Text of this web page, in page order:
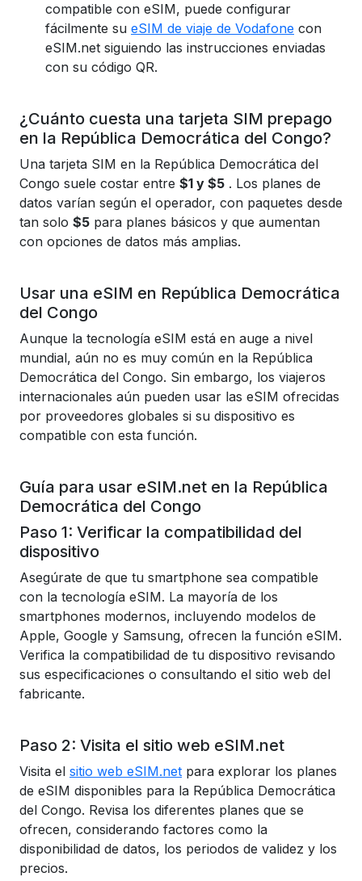
compatible con eSIM, puede configurar
fácilmente su eSIM de viaje de Vodafone con
eSIM.net siguiendo las instrucciones enviadas
con su código QR.
¿Cuánto cuesta una tarjeta SIM prepago
en la República Democrática del Congo?
Una tarjeta SIM en la República Democrática del
Congo suele costar entre $1 y $5 . Los planes de
datos varían según el operador, con paquetes desde
tan solo $5 para planes básicos y que aumentan
con opciones de datos más amplias.
Usar una eSIM en República Democrática
del Congo
Aunque la tecnología eSIM está en auge a nivel
mundial, aún no es muy común en la República
Democrática del Congo. Sin embargo, los viajeros
internacionales aún pueden usar las eSIM ofrecidas
por proveedores globales si su dispositivo es
compatible con esta función.
Guía para usar eSIM.net en la República
Democrática del Congo
Paso 1: Verificar la compatibilidad del
dispositivo
Asegúrate de que tu smartphone sea compatible
con la tecnología eSIM. La mayoría de los
smartphones modernos, incluyendo modelos de
Apple, Google y Samsung, ofrecen la función eSIM.
Verifica la compatibilidad de tu dispositivo revisando
sus especificaciones o consultando el sitio web del
fabricante.
Paso 2: Visita el sitio web eSIM.net
Visita el sitio web eSIM.net para explorar los planes
de eSIM disponibles para la República Democrática
del Congo. Revisa los diferentes planes que se
ofrecen, considerando factores como la
disponibilidad de datos, los periodos de validez y los
precios.